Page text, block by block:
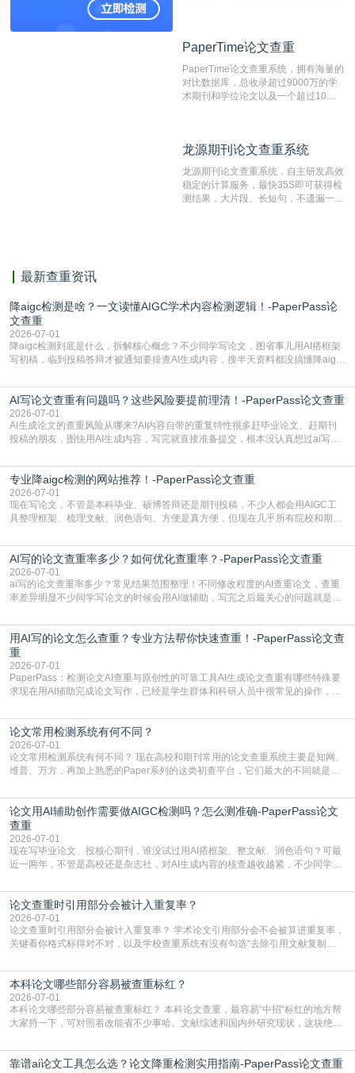
系统，可检测中文、英文两种语言的论
PaperTime论文查重
PaperTime论文查重系统，拥有海量的
对比数据库，总收录超过9000万的学
术期刊和学位论文以及一个超过10亿
对，利用指纹索引快速而精准地在云检
有相似的片段，该项技术检测速度快、
准确率高，市场反映良好。
龙源期刊论文查重系统
龙源期刊论文查重系统，自主研发高效
稳定的计算服务，最快35S即可获得检
测结果，大片段、长短句，不遗漏一处
最新查重资讯
降aigc检测是啥？一文读懂AIGC学术内容检测逻辑！-PaperPass论
文查重
2026-07-01
降aigc检测到底是什么，拆解核心概念？不少同学写论文，图省事儿用AI搭框架
写初稿，临到投稿答辩才被通知要排查AI生成内容，搜半天资料都没搞懂降aigc
怕是已经入行的科研人员，不少人也搞不清降aigc检测是啥，对相关要求摸不
准。其实，降aigc检测是伴随AIGC工具在学术领域普及诞生的新需求，核心是为
了满足现在高校、期刊对AI生
AI写论文查重有问题吗？这些风险要提前理清！-PaperPass论文查重
2026-07-01
AI生成论文的查重风险从哪来?AI内容自带的重复特性很多赶毕业论文、赶期刊
投稿的朋友，图快用AI生成内容，写完就直接准备提交，根本没认真想过ai写论
自带不可忽视的查重风险。AI训练依赖海量公开的文本数据，生成内容本质是基
于训练数据的概率拼接，不是从零开始的原创创作。生成过程中，很容易复用已
有的高频公共表述，甚至直接拼接已经公开
专业降aigc检测的网站推荐！-PaperPass论文查重
2026-07-01
现在写论文，不管是本科毕业、硕博答辩还是期刊投稿，不少人都会用AIGC工
具整理框架、梳理文献、润色语句。方便是真方便，但现在几乎所有院校和期刊
五遍还是过不了预检测的大有人在，这时候，找到靠谱的降AIGC检测率的网
站，就能少走好多弯路。PaperPass：守护学术原创性的智能伙伴AIGC生成内
容的学术合规痛点去年帮一个本科师弟改
AI写的论文查重率多少？如何优化查重率？-PaperPass论文查重
2026-07-01
ai写的论文查重率多少？常见结果范围整理！不同修改程度的AI查重论文，查重
率差异明显不少同学写论文的时候会用AI做辅助，写完之后最关心的问题就是ai
实际情况和大家想的不太一样。AI训练依赖海量公开学术文献、网络内容，生成
内容本质是按照语义概率拼接已有内容，很容易和已发布的作品撞重复，甚至会
直接引用整段已有内容，所以查重率偏高是
用AI写的论文怎么查重？专业方法帮你快速查重！-PaperPass论文查
重
2026-07-01
PaperPass：检测论文AI查重与原创性的可靠工具AI生成论文查重有哪些特殊要
求现在用AI辅助完成论文写作，已经是学生群体和科研人员中很常见的操作，不
但很多人忽略了，AI生成的内容天生带有重复风险——训练AI的数据集本身就包
含大量已公开的学术内容、网络原创内容，AI输出内容时很容易无意识拼接出重
复片
论文常用检测系统有何不同？
2026-07-01
论文常用检测系统有何不同？ 现在高校和期刊常用的论文查重系统主要是知网、
维普、万方，再加上熟悉的Paper系列的这类初查平台，它们最大的不同就是数
查数值误导。知网（CNKI）是学校定稿检测的绝对主流。本科用PMLC，含大学
生联合比对库，能比历届学长论文，硕博用VIP/TMLC，含学术论文联合比对
库，期刊投稿用AMLMC/SML
论文用AI辅助创作需要做AIGC检测吗？怎么测准确-PaperPass论文
查重
2026-07-01
现在写毕业论文、投核心期刊，谁没试过用AI搭框架、整文献、润色语句？可最
近一两年，不管是高校还是杂志社，对AI生成内容的核查越收越紧，不少同学投
真的太亏。提前做AIGC检测，已经成了很多过来人交稿前必做的一步。为什么
AIGC检测成了论文答辩投稿前的必备项？可能还有不少人觉得，我就用AI搭了个
框架，内容都是自己写的，至于做AIG
论文查重时引用部分会被计入重复率？
2026-07-01
论文查重时引用部分会被计入重复率？ 学术论文引用部分会不会被算进重复率，
关键看你格式标得对不对，以及学校查重系统有没有勾选“去除引用文献复制
独占一行，每条文献用[1][2]方括号编号、与正文一一对应，著录项符合GB/T
7714（作者、题名、刊名、年、卷期、页码齐全，标点用半角）；查重系统识别
成功后通常把这段标为引用，
本科论文哪些部分容易被查重标红？
2026-07-01
本科论文哪些部分容易被查重标红？ 本科论文查重，最容易“中招“标红的地方帮
大家捋一下，可对照着改能省不少事哈。文献综述和国内外研究现状，这块绝对
乎一模一样的话，你要是直接复制百度百科、教材或别人写好的综述段落，系统
一抓一个准，整段飘红。研究背景、意义和方法描述也是不可避免，比如“本文采
靠谱ai论文工具怎么选？论文降重检测实用指南-PaperPass论文查重